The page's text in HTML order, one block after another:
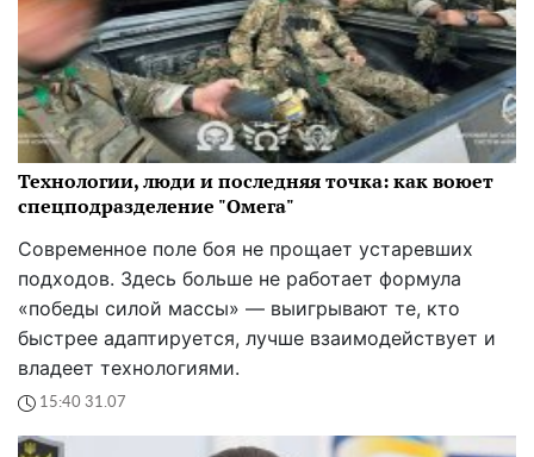
Технологии, люди и последняя точка: как воюет
спецподразделение "Омега"
Современное поле боя не прощает устаревших
подходов. Здесь больше не работает формула
«победы силой массы» — выигрывают те, кто
быстрее адаптируется, лучше взаимодействует и
владеет технологиями.
15:40 31.07